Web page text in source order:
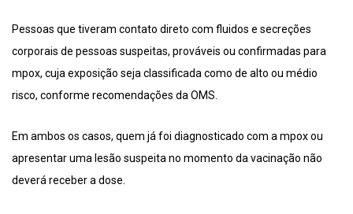
Pessoas que tiveram contato direto com fluidos e secreções
corporais de pessoas suspeitas, prováveis ou confirmadas para
mpox, cuja exposição seja classificada como de alto ou médio
risco, conforme recomendações da OMS.
Em ambos os casos, quem já foi diagnosticado com a mpox ou
apresentar uma lesão suspeita no momento da vacinação não
deverá receber a dose.